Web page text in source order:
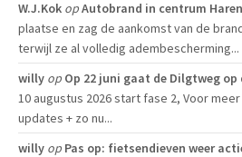
W.J.Kok opAutobrand in centrum Haren
plaatse en zag de aankomst van de
terwijl ze al volledig adembescherming...
willy op Op 22 juni gaat de Dilgtweg op
10 augustus 2026 start fase 2, Voor
updates + zo nu...
willy op Pas op: fietsendieven weer